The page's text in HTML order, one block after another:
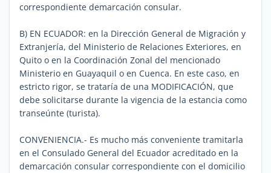
correspondiente demarcación consular.
B) EN ECUADOR: en la Dirección General de Migración y
Extranjería, del Ministerio de Relaciones Exteriores, en
Quito o en la Coordinación Zonal del mencionado
Ministerio en Guayaquil o en Cuenca. En este caso, en
estricto rigor, se trataría de una MODIFICACIÓN, que
debe solicitarse durante la vigencia de la estancia como
transeúnte (turista).
CONVENIENCIA.- Es mucho más conveniente tramitarla
en el Consulado General del Ecuador acreditado en la
demarcación consular correspondiente con el domicilio